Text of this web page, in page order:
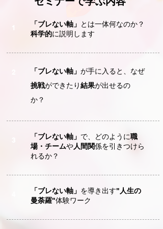
「ブレない軸」 とは一体何なのか？
科学的に説明します
「ブレない軸」 が手に入ると、なぜ
挑戦ができたり結果が出せるの
か？
「ブレない軸」 で、どのように職
場・チームや人間関係を引きつけら
れるか？
「ブレない軸」 を導き出す"人生の
曼荼羅"体験ワーク